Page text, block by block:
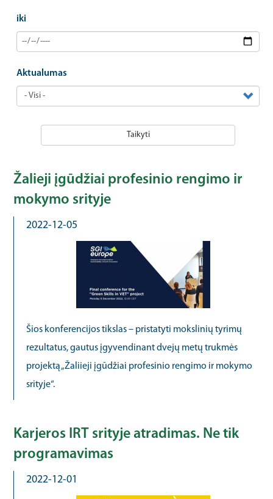
Žalieji įgūdžiai profesinio rengimo ir
mokymo srityje
2022-12-05
Šios konferencijos tikslas – pristatyti mokslinių tyrimų
rezultatus, gautus įgyvendinant dvejų metų trukmės
projektą „Žaliieji įgūdžiai profesinio rengimo ir mokymo
srityje“.
Karjeros IRT srityje atradimas. Ne tik
programavimas
2022-12-01
iki
Aktualumas
Taikyti